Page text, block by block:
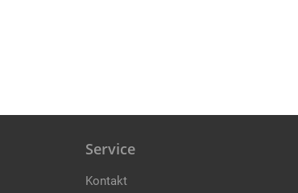
Service
Kontakt